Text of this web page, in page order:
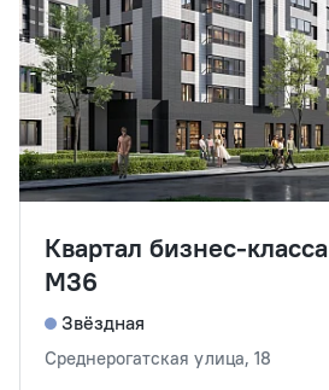
Квартал бизнес-класса
М36
Звёздная
Среднерогатская улица, 18